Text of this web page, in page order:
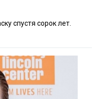
спустя сорок лет.